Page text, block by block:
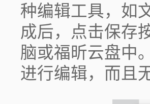
种编辑工具，如
成后，点击保存
脑或福昕云盘中
进行编辑，而且